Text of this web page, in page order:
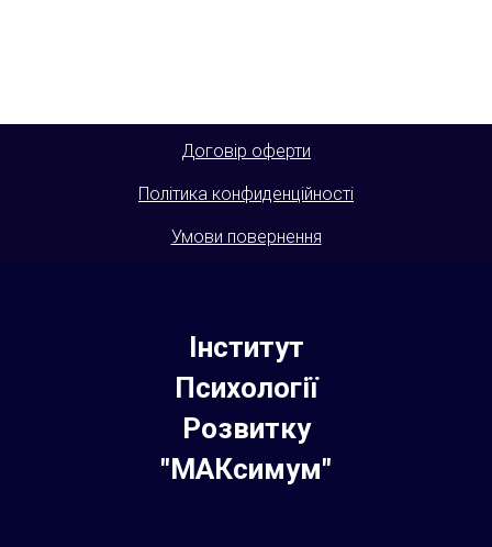
Договір оферти
Політика конфиденційності
Умови повернення
Інститут
Психології
Розвитку
"МАКсимум"